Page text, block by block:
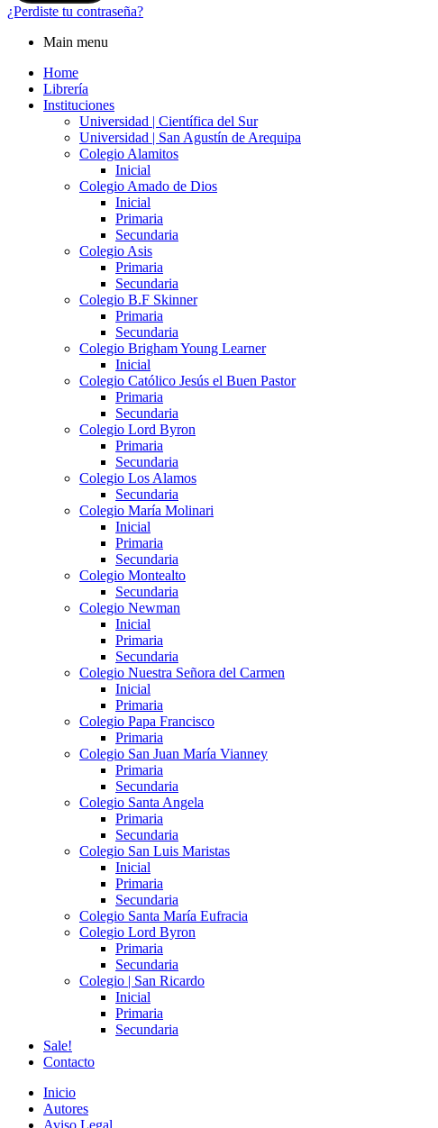
¿Perdiste tu contraseña?
Main menu
Home
Librería
Instituciones
Universidad | Científica del Sur
Universidad | San Agustín de Arequipa
Colegio Alamitos
Inicial
Colegio Amado de Dios
Inicial
Primaria
Secundaria
Colegio Asis
Primaria
Secundaria
Colegio B.F Skinner
Primaria
Secundaria
Colegio Brigham Young Learner
Inicial
Colegio Católico Jesús el Buen Pastor
Primaria
Secundaria
Colegio Lord Byron
Primaria
Secundaria
Colegio Los Alamos
Secundaria
Colegio María Molinari
Inicial
Primaria
Secundaria
Colegio Montealto
Secundaria
Colegio Newman
Inicial
Primaria
Secundaria
Colegio Nuestra Señora del Carmen
Inicial
Primaria
Colegio Papa Francisco
Primaria
Colegio San Juan María Vianney
Primaria
Secundaria
Colegio Santa Angela
Primaria
Secundaria
Colegio San Luis Maristas
Inicial
Primaria
Secundaria
Colegio Santa María Eufracia
Colegio Lord Byron
Primaria
Secundaria
Colegio | San Ricardo
Inicial
Primaria
Secundaria
Sale!
Contacto
Inicio
Autores